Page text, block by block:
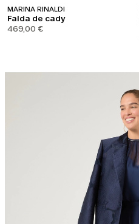
MARINA RINALDI
Falda de cady
469,00 €